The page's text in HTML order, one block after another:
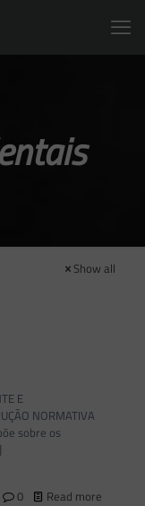
Show all
E
NORMATIVA
sobre os
0 Read more